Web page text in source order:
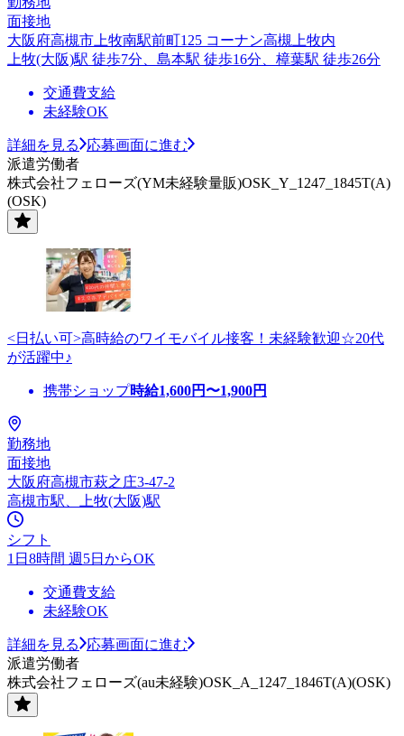
面接地
大阪府高槻市上牧南駅前町125 コーナン高槻上牧内
上牧(大阪)駅 徒歩7分、島本駅 徒歩16分、樟葉駅 徒歩26分
交通費支給
未経験OK
詳細を見る
応募画面に進む
派遣労働者
株式会社フェローズ(YM未経験量販)OSK_Y_1247_1845T(A)
(OSK)
<日払い可>高時給のワイモバイル接客！未経験歓迎☆20代
が活躍中♪
携帯ショップ時給1,600円〜1,900円
勤務地
面接地
大阪府高槻市萩之庄3-47-2
高槻市駅、上牧(大阪)駅
シフト
1日8時間 週5日からOK
交通費支給
未経験OK
詳細を見る
応募画面に進む
派遣労働者
株式会社フェローズ(au未経験)OSK_A_1247_1846T(A)(OSK)